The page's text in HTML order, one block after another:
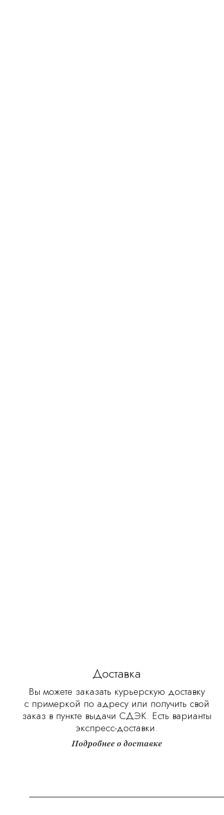
Доставка
Вы можете заказать курьерскую доставку
с примеркой по адресу или получить свой
заказ в пункте выдачи СДЭК. Есть варианты
экспресс-доставки.
Подробнее о доставке